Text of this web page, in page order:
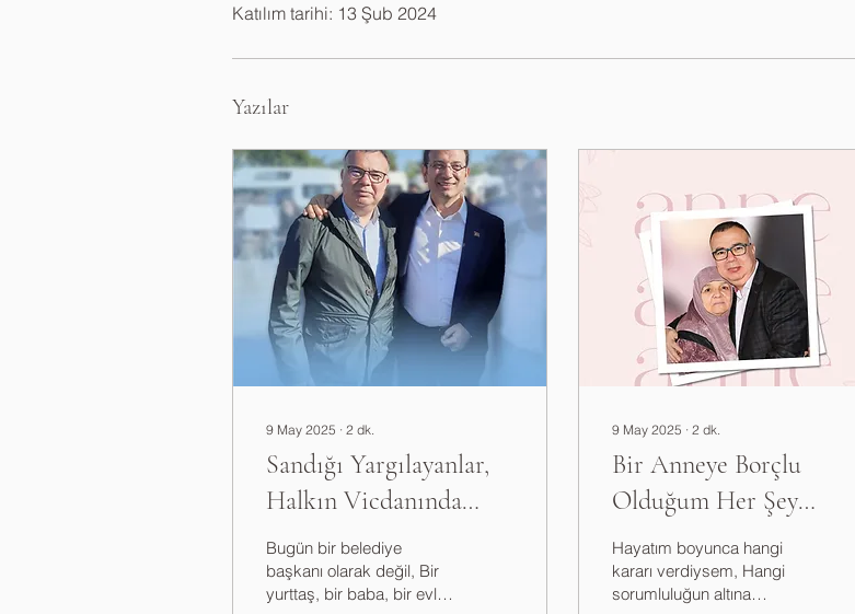
Katılım tarihi: 13 Şub 2024
Yazılar
9 May 2025 ∙ 2 dk.
Sandığı Yargılayanlar,
Halkın Vicdanında
Mahkûm Olur
Bugün bir belediye
başkanı olarak değil, Bir
yurttaş, bir baba, bir evlat
9 May 2025 ∙ 2 dk.
Bir Anneye Borçlu
Olduğum Her Şey
İçin…
Hayatım boyunca hangi
kararı verdiysem, Hangi
sorumluluğun altına